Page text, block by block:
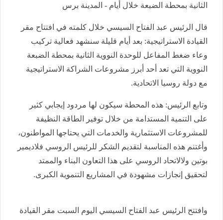
الثانية بمحطة الضبعة خلال أيام - المدينة برس
قال الرئيس عبد الفتاح السيسي خلال كلمته في افتتاح مقر
القيادة الاستراتيجية: بعد أيام قليلة سنشهد فعالية تركيب
وعاء ضغط المفاعل للوحدة النووية الثانية بمحطة الضبعة
النووية التي تعد أحد أبرز مشروعات الشراكة الاستراتيجية
مع دولة روسيا الاتحادية.
وتابع الرئيس: هذه المحطة سيكون لها مردود إيجابي كثير
على التنمية المستدامة من خلال توفير الطاقة النظيفة
للمشروعات الاستثمارية والخدمات التي يحتاجها المواطنون،
وأغتنم هذه المناسبة لتقديم الشكر للرئيس الروسي فلاديمير
بوتين ولالاتحاد الروسي على هذا التعاون البناء والممتد
لتحقيق إنجازات مشهودة في المشاريع التنموية الكبرى.
وافتتح الرئيس عبد الفتاح السيسي اليوم السبت مقر القيادة